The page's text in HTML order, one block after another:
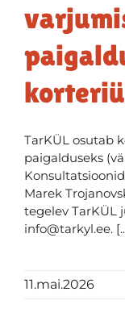
TarKÜL osutab
paigalduseks
Marek
tegelev TarKÜL
info@tarkyl.ee.
11.mai.2026